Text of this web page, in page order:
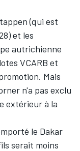
(qui est
et les
autrichienne
VCARB et
Mais
n'a pas exclu
extérieur à la
le Dakar
serait moins